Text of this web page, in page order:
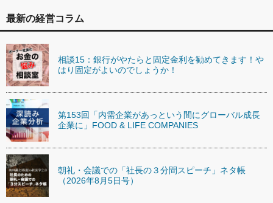
最新の経営コラム
相談15：銀行がやたらと固定金利を勧めてきます！や
はり固定がよいのでしょうか！
第153回「内需企業があっという間にグローバル成長
企業に」FOOD & LIFE COMPANIES
朝礼・会議での「社長の３分間スピーチ」ネタ帳
（2026年8月5日号）